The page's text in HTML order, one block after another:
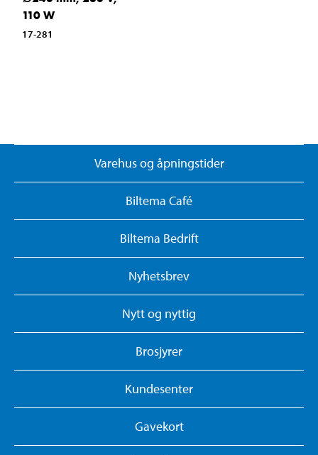
110 W
17-281
Varehus og åpningstider
Biltema Café
Biltema Bedrift
Nyhetsbrev
Nytt og nyttig
Brosjyrer
Kundesenter
Gavekort